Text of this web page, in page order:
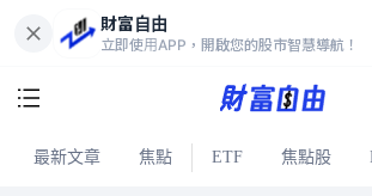
財富自由
立即使用APP，開啟您的股市智慧導航！
最新文章 焦點 ETF 焦點股